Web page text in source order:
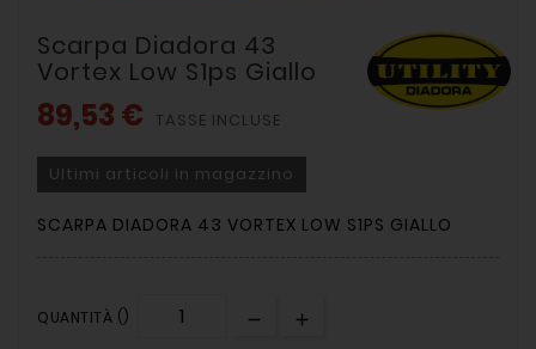
Scarpa Diadora 43
Vortex Low S1ps Giallo
89,53 € TASSE INCLUSE
Ultimi articoli in magazzino
SCARPA DIADORA 43 VORTEX LOW S1PS GIALLO
QUANTITÀ ()